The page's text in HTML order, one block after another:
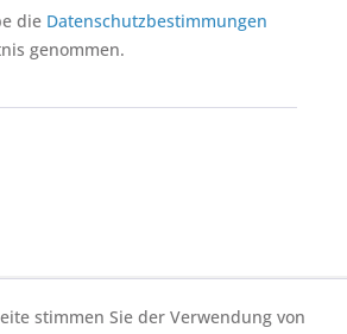
die Datenschutzbestimmungen
genommen.
stimmen Sie der Verwendung von